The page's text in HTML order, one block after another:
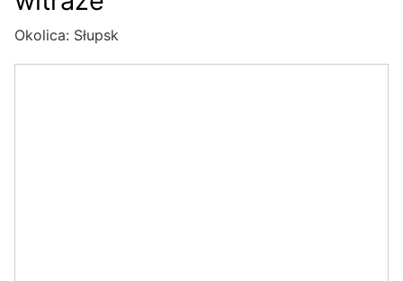
Okolica: Słupsk